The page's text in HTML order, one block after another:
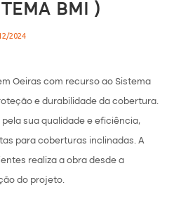
BMI )
2024
Oeiras com recurso ao Sistema
e durabilidade da cobertura.
sua qualidade e eficiência,
para coberturas inclinadas. A
realiza a obra desde a
do projeto.